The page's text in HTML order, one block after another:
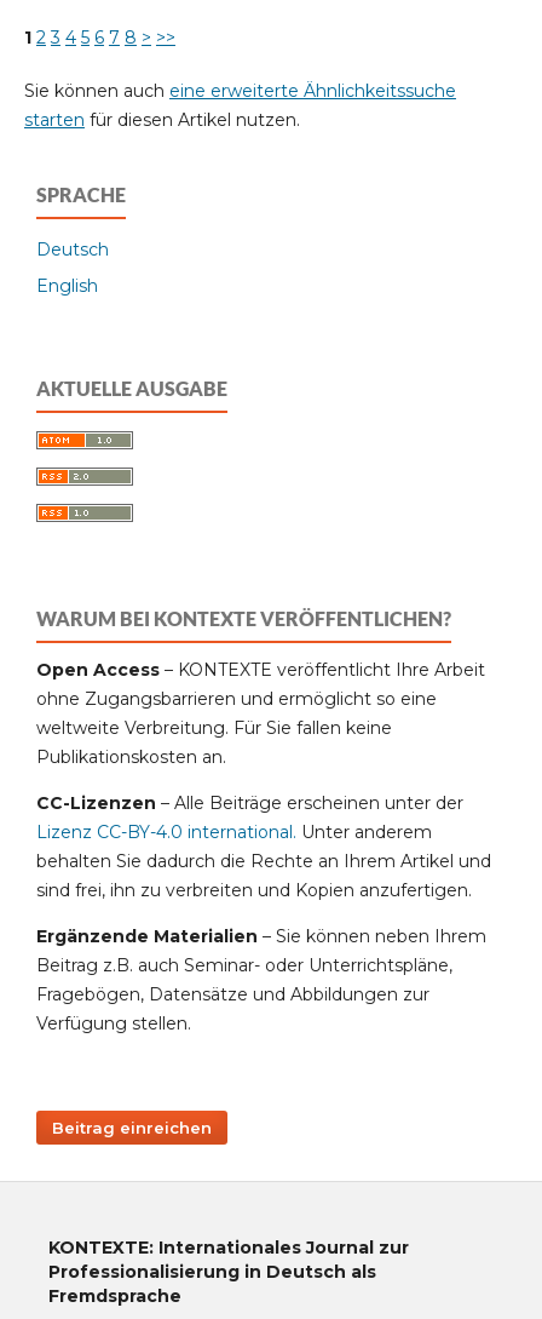
1 2 3 4 5 6 7 8 > >>
Sie können auch eine erweiterte Ähnlichkeitssuche
starten für diesen Artikel nutzen.
SPRACHE
Deutsch
English
AKTUELLE AUSGABE
WARUM BEI KONTEXTE VERÖFFENTLICHEN?
Open Access – KONTEXTE veröffentlicht Ihre Arbeit
ohne Zugangsbarrieren und ermöglicht so eine
weltweite Verbreitung. Für Sie fallen keine
Publikationskosten an.
CC-Lizenzen – Alle Beiträge erscheinen unter der
Lizenz CC-BY-4.0 international. Unter anderem
behalten Sie dadurch die Rechte an Ihrem Artikel und
sind frei, ihn zu verbreiten und Kopien anzufertigen.
Ergänzende Materialien – Sie können neben Ihrem
Beitrag z.B. auch Seminar- oder Unterrichtspläne,
Fragebögen, Datensätze und Abbildungen zur
Verfügung stellen.
Beitrag einreichen
KONTEXTE: Internationales Journal zur
Professionalisierung in Deutsch als
Fremdsprache